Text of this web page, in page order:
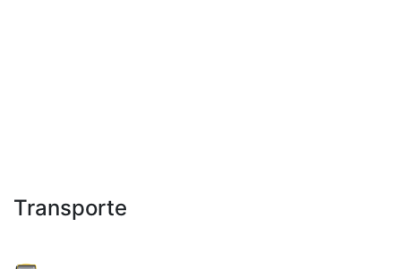
Transporte